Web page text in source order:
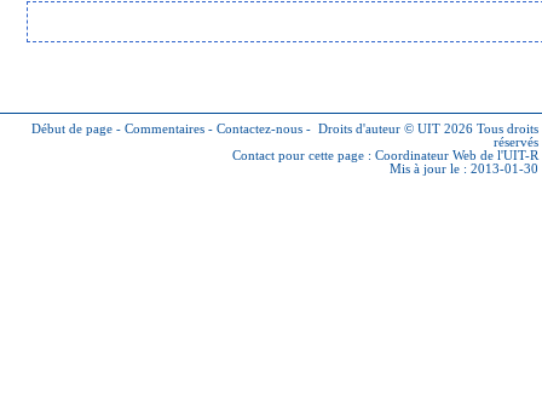
Début de page - Commentaires - Contactez-nous - Droits d'auteur © UIT 2026 Tous droits
réservés
Contact pour cette page : Coordinateur Web de l'UIT-R
Mis à jour le : 2013-01-30